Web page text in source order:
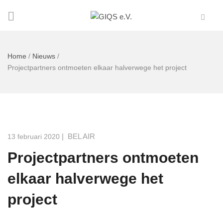
Home / Nieuws /
Projectpartners ontmoeten elkaar halverwege het project
13 februari 2020 | BEL AIR
Projectpartners ontmoeten
elkaar halverwege het
project